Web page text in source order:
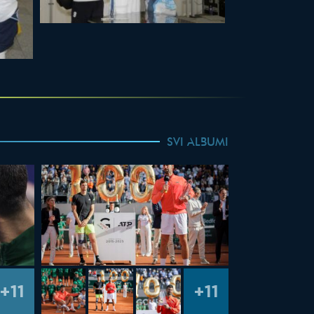
SVI ALBUMI
+11